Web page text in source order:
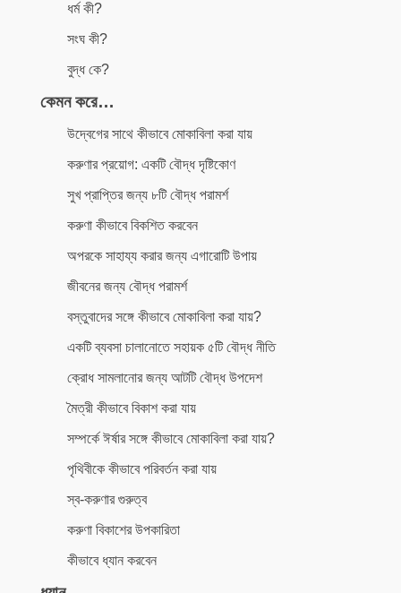
ধর্ম কী?
সংঘ কী?
বুদ্ধ কে?
কেমন করে…
উদ্বেগের সাথে কীভাবে মোকাবিলা করা যায়
করুণার প্রয়োগ: একটি বৌদ্ধ দৃষ্টিকোণ
সুখ প্রাপ্তির জন্য ৮টি বৌদ্ধ পরামর্শ
করুণা কীভাবে বিকশিত করবেন
অপরকে সাহায্য করার জন্য এগারোটি উপায়
জীবনের জন্য বৌদ্ধ পরামর্শ
বস্তুবাদের সঙ্গে কীভাবে মোকাবিলা করা যায়?
একটি ব্যবসা চালানোতে সহায়ক ৫টি বৌদ্ধ নীতি
ক্রোধ সামলানোর জন্য আটটি বৌদ্ধ উপদেশ
মৈত্রী কীভাবে বিকাশ করা যায়
সম্পর্কে ঈর্ষার সঙ্গে কীভাবে মোকাবিলা করা যায়?
পৃথিবীকে কীভাবে পরিবর্তন করা যায়
স্ব-করুণার গুরুত্ব
করুণা বিকাশের উপকারিতা
কীভাবে ধ্যান করবেন